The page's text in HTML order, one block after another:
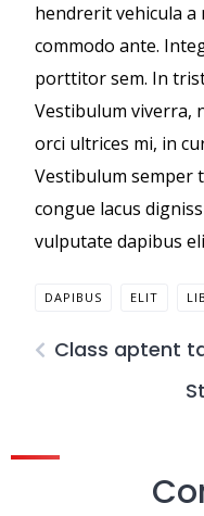
hendrerit vehicula a
commodo ante.
porttitor sem. In
Vestibulum viverra,
orci ultrices mi, in
Vestibulum semper
congue lacus
vulputate dapibus
DAPIBUS ELIT
Class aptent